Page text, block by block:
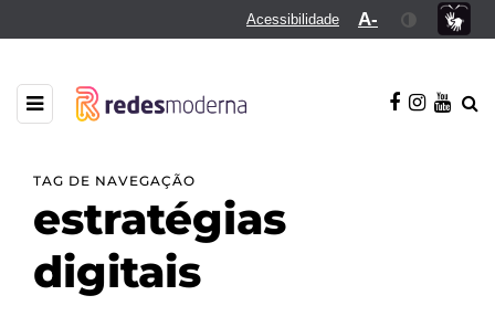
Acessibilidade A-
TAG DE NAVEGAÇÃO
estratégias
digitais